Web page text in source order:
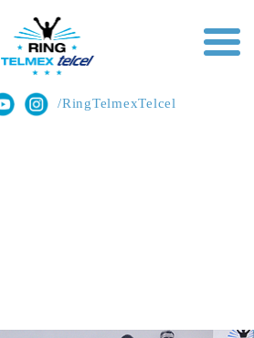
/RingTelmexTelcel